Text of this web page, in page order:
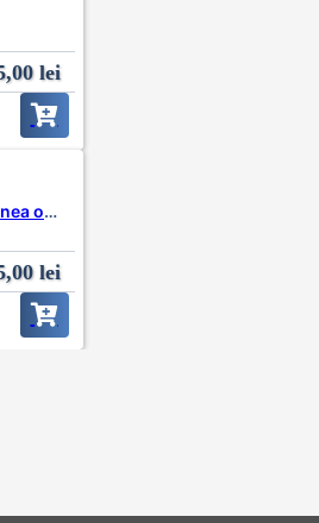
lei
O femeie înțeleaptă spunea odată
lei